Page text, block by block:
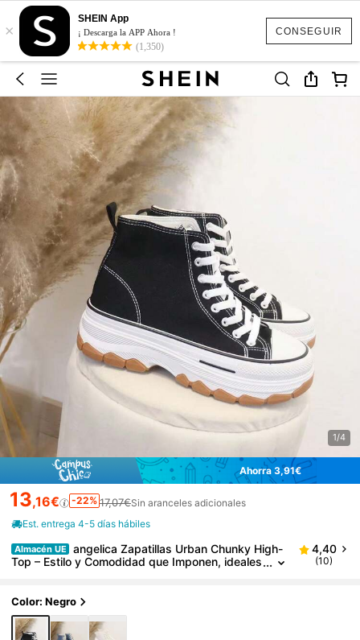
CONSEGUIR
×
SHEIN App
¡ Descarga la APP Ahora !
(1,350)
1/4
Ahorra 3,91€
13,16€ -22% 17,07€Sin aranceles adicionales
Est. entrega 4-5 días hábiles
Almacén UE
angelica Zapatillas Urban Chunky High-
Top – Estilo y Comodidad que Imponen, ideales
4,40
(10)
Color: Negro